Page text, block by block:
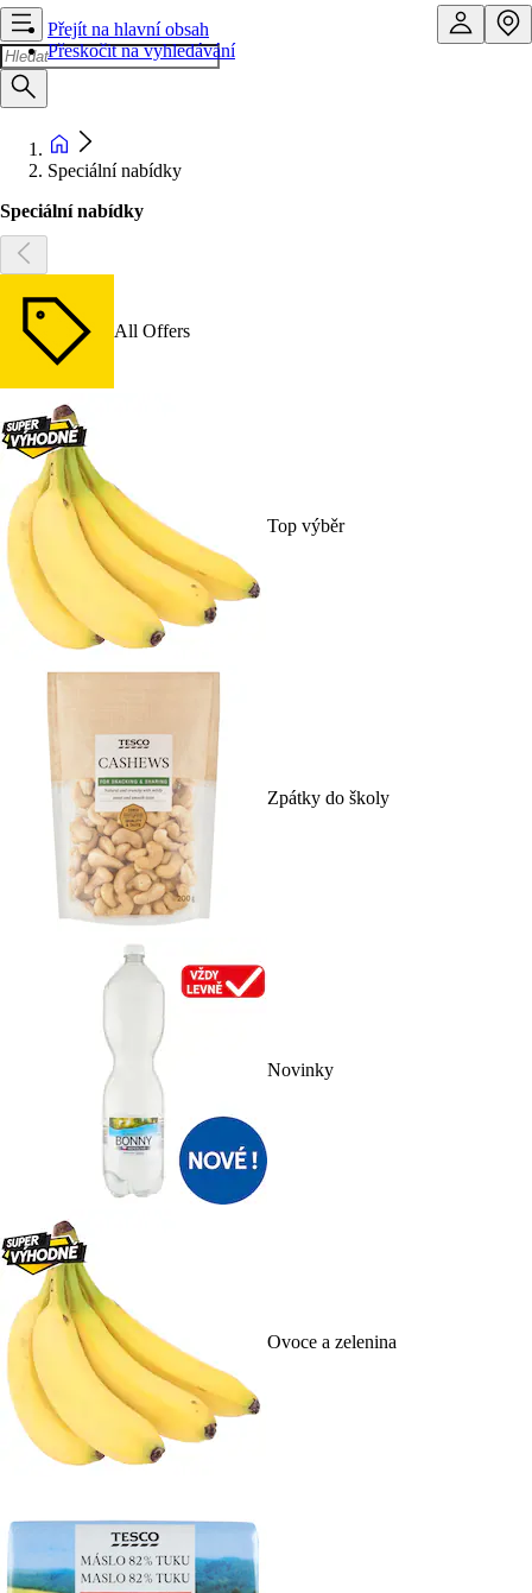
Přejít na hlavní obsah
Přeskočit na vyhledávání
Speciální nabídky
Speciální nabídky
All Offers
Top výběr
Zpátky do školy
Novinky
Ovoce a zelenina